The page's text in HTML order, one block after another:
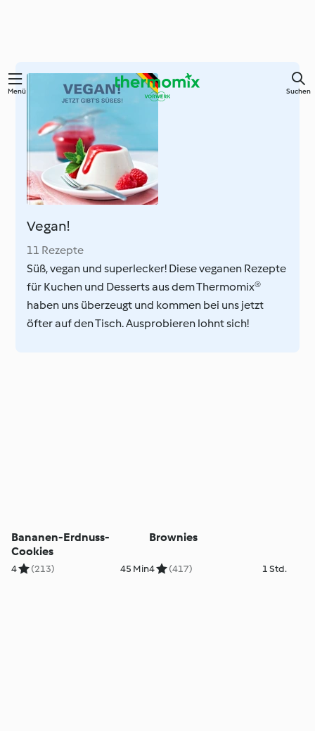
Springe
Hauptinhalt
Menü Suchen
Vegan!
11 Rezepte
Süß, vegan und superlecker! Diese veganen Rezepte
für Kuchen und Desserts aus dem Thermomix®
haben uns überzeugt und kommen bei uns jetzt
öfter auf den Tisch. Ausprobieren lohnt sich!
Bananen-Erdnuss-
Cookies
4 (213) 45 Min
Brownies
4 (417) 1 Std.